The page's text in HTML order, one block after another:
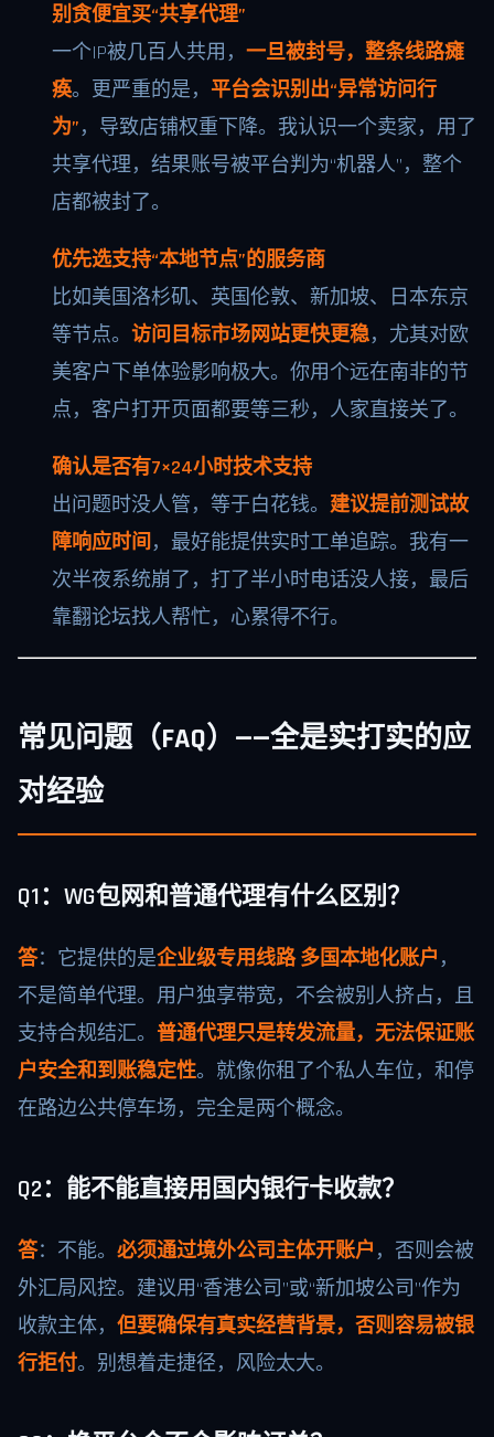
别贪便宜买“共享代理”
一个IP被几百人共用， 一旦被封号，整条线路瘫
痪。更严重的是， 平台会识别出“异常访问行
为”，导致店铺权重下降。我认识一个卖家，用了
共享代理，结果账号被平台判为“机器人”，整个
店都被封了。
优先选支持“本地节点”的服务商
比如美国洛杉矶、英国伦敦、新加坡、日本东京
等节点。 访问目标市场网站更快更稳，尤其对欧
美客户下单体验影响极大。你用个远在南非的节
点，客户打开页面都要等三秒，人家直接关了。
确认是否有7×24小时技术支持
出问题时没人管，等于白花钱。 建议提前测试故
障响应时间，最好能提供实时工单追踪。我有一
次半夜系统崩了，打了半小时电话没人接，最后
靠翻论坛找人帮忙，心累得不行。
常见问题（FAQ）——全是实打实的应
对经验
Q1：WG包网和普通代理有什么区别？
答：它提供的是企业级专用线路 多国本地化账户 ，
不是简单代理。用户独享带宽，不会被别人挤占，且
支持合规结汇。 普通代理只是转发流量，无法保证账
户安全和到账稳定性。就像你租了个私人车位，和停
在路边公共停车场，完全是两个概念。
Q2：能不能直接用国内银行卡收款？
答：不能。 必须通过境外公司主体开账户 ，否则会被
外汇局风控。建议用“香港公司”或“新加坡公司”作为
收款主体， 但要确保有真实经营背景，否则容易被银
行拒付。别想着走捷径，风险太大。